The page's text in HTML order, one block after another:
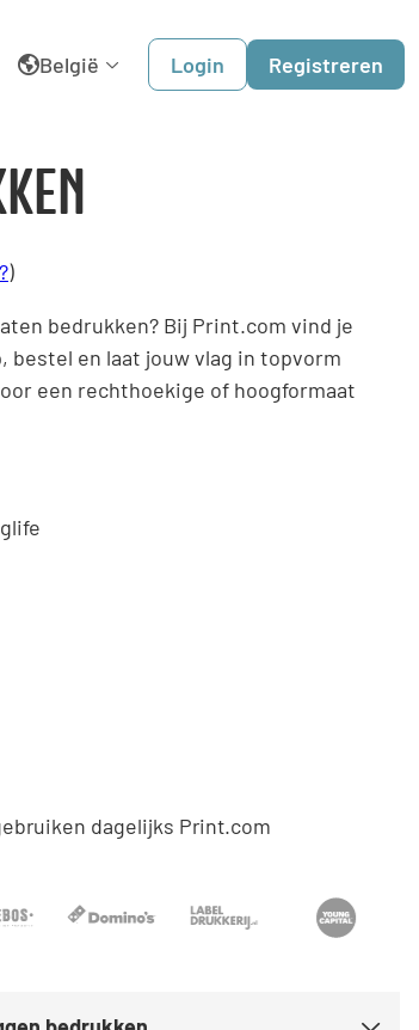
België
Belgique
Deutschland
España
Login Registreren
)
bedrukken? Bij Print.com vind je
bestel en laat jouw vlag in topvorm
een rechthoekige of hoogformaat
dagelijks Print.com